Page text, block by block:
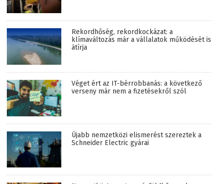
Rekordhőség, rekordkockázat: a
klímaváltozás már a vállalatok működését is
átírja
Véget ért az IT-bérrobbanás: a következő
verseny már nem a fizetésekről szól
Újabb nemzetközi elismerést szereztek a
Schneider Electric gyárai